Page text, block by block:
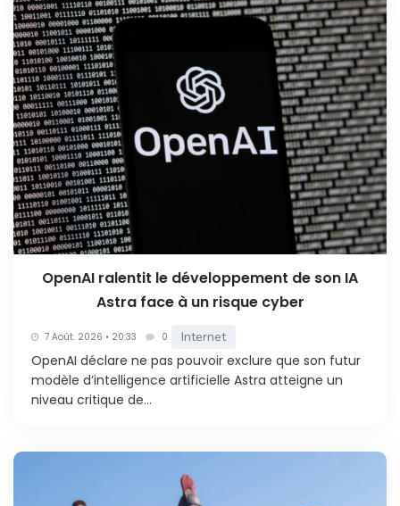
OpenAI ralentit le développement de son IA
Astra face à un risque cyber
7 Août. 2026 • 20:33 0 Internet
OpenAI déclare ne pas pouvoir exclure que son futur
modèle d’intelligence artificielle Astra atteigne un
niveau critique de...